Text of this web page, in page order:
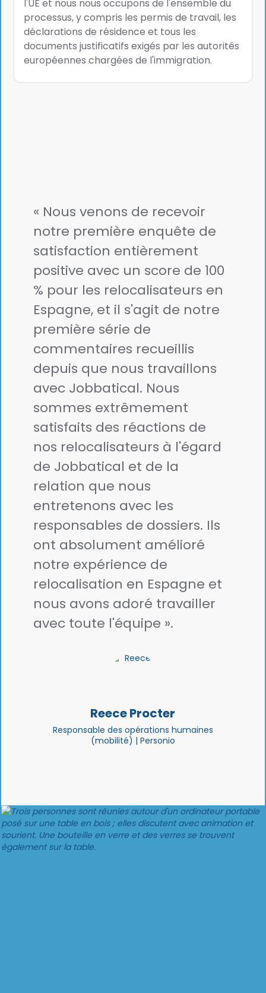
l'UE et nous nous occupons de l'ensemble du
processus, y compris les permis de travail, les
déclarations de résidence et tous les
documents justificatifs exigés par les autorités
européennes chargées de l'immigration.
« Nous venons de recevoir
notre première enquête de
satisfaction entièrement
positive avec un score de 100
% pour les relocalisateurs en
Espagne, et il s'agit de notre
première série de
commentaires recueillis
depuis que nous travaillons
avec Jobbatical. Nous
sommes extrêmement
satisfaits des réactions de
nos relocalisateurs à l'égard
de Jobbatical et de la
relation que nous
entretenons avec les
responsables de dossiers. Ils
ont absolument amélioré
notre expérience de
relocalisation en Espagne et
nous avons adoré travailler
avec toute l'équipe ».
Reece Procter
Responsable des opérations humaines
(mobilité) | Personio